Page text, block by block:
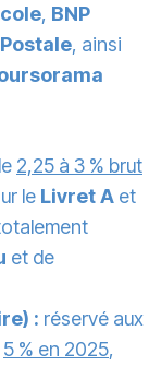
, BNP
, ainsi
2,25 à 3 % brut
le Livret A et
et de
: réservé aux
5 % en 2025,